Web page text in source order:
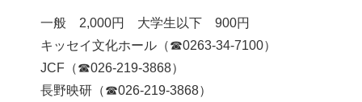
一般 2,000円 大学生以下 900円
キッセイ文化ホール（☎0263-34-7100）
JCF（☎026-219-3868）
長野映研（☎026-219-3868）